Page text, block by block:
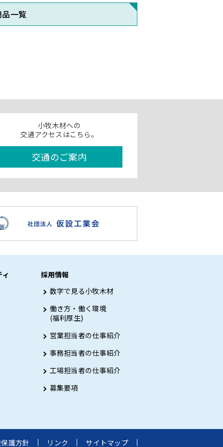
品一覧
小牧木材への
交通アクセスはこちら。
交通のご案内
採用情報
数字で見る小牧木材
働き方・働く環境
(福利厚生)
営業担当者の仕事紹介
事務担当者の仕事紹介
工場担当者の仕事紹介
募集要項
護方針 リンク サイトマップ